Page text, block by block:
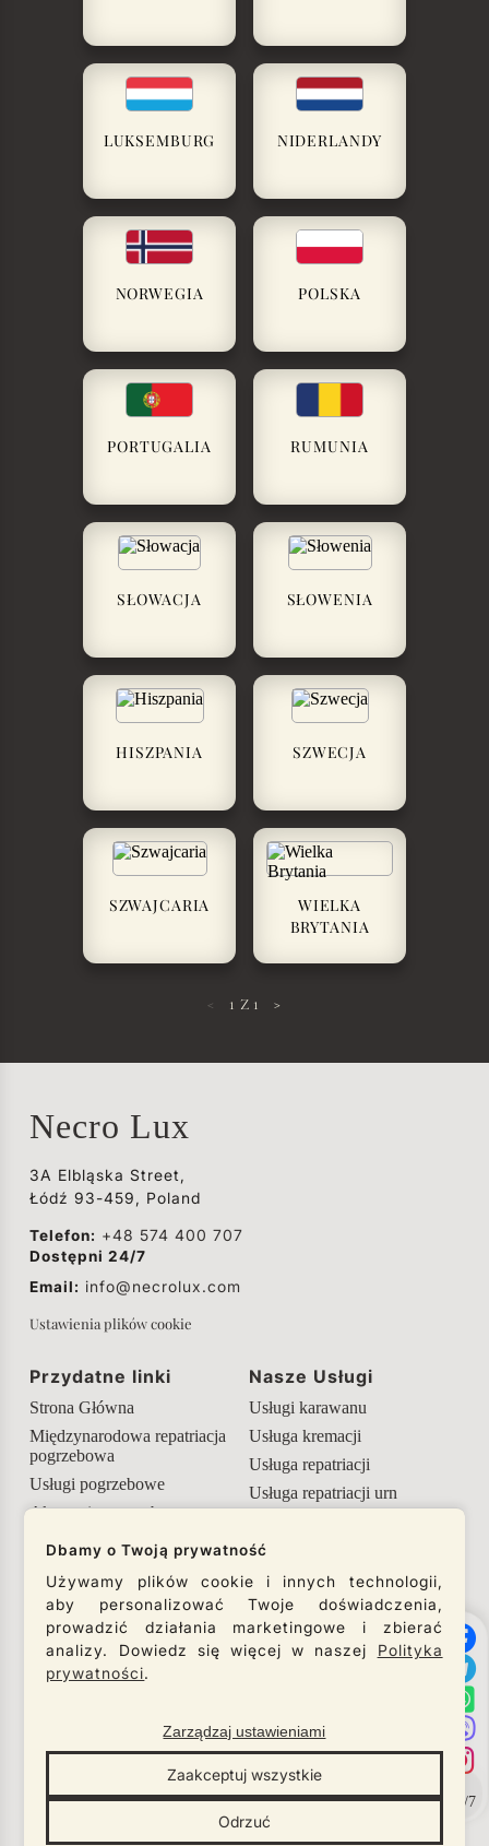
LUKSEMBURG NIDERLANDY
NORWEGIA POLSKA
PORTUGALIA RUMUNIA
SŁOWACJA SŁOWENIA
HISZPANIA SZWECJA
SZWAJCARIA
WIELKA
BRYTANIA
< 1 Z 1 >
Necro Lux
3A Elbląska Street,
Łódź 93-459, Poland
Telefon: +48 574 400 707
Dostępni 24/7
Email: info@necrolux.com
Ustawienia plików cookie
Przydatne linki
Strona Główna
Międzynarodowa repatriacja
pogrzebowa
Usługi pogrzebowe
Akcesoria pogrzebowe
Przydatne informacje
Nasze Usługi
Usługi karawanu
Usługa kremacji
Usługa repatriacji
Usługa repatriacji urn
Nasze media społecznościowe
Śledź nasze media społecznościowe i bądź na
bieżąco z aktualnościami naszej firmy.
Dbamy o Twoją prywatność
Używamy plików cookie i innych technologii,
aby personalizować Twoje doświadczenia,
prowadzić działania marketingowe i zbierać
analizy. Dowiedz się więcej w naszej Polityka
prywatności.
Zarządzaj ustawieniami
Zaakceptuj wszystkie
Odrzuć
Preferencje plików cookie
© Necro Lux 2026
All rights reserved
Designed by
Gren Studio